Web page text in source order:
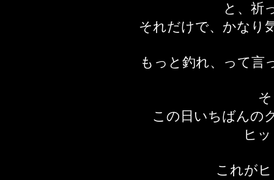
と、祈
それだけで、かなり
もっと釣れ、って言
この日いちばんの
ヒ
これが